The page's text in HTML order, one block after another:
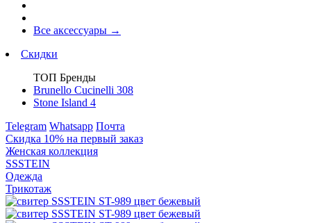
Все аксессуары →
Скидки
ТОП Бренды
Brunello Cucinelli 308
Stone Island 4
Telegram Whatsapp Почта
Скидка 10% на первый заказ
Женская коллекция
SSSTEIN
Одежда
Трикотаж